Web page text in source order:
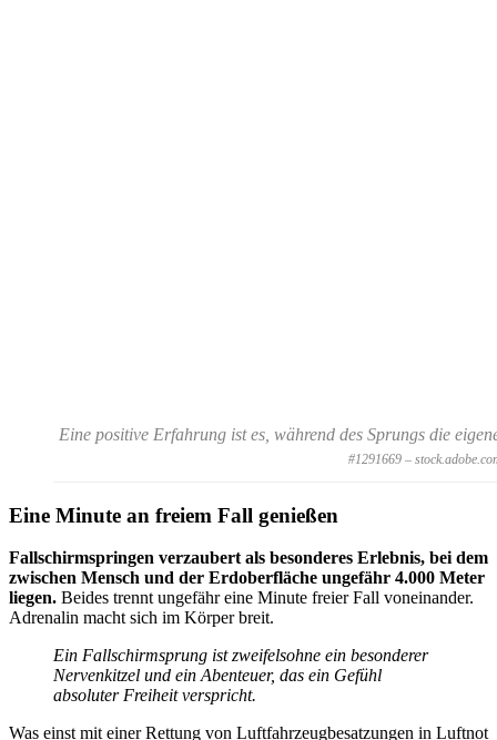
Eine positive Erfahrung ist es, während des Sprungs die
#1291669 –
Eine Minute an freiem Fall genießen
Fallschirmspringen verzaubert als besonderes Erlebnis, bei dem
zwischen Mensch und der Erdoberfläche ungefähr 4.000 Meter
liegen. Beides trennt ungefähr eine Minute freier Fall voneinander.
Adrenalin macht sich im Körper breit.
Ein Fallschirmsprung ist zweifelsohne ein besonderer
Nervenkitzel und ein Abenteuer, das ein Gefühl
absoluter Freiheit verspricht.
Was einst mit einer Rettung von Luftfahrzeugbesatzungen in Luftnot